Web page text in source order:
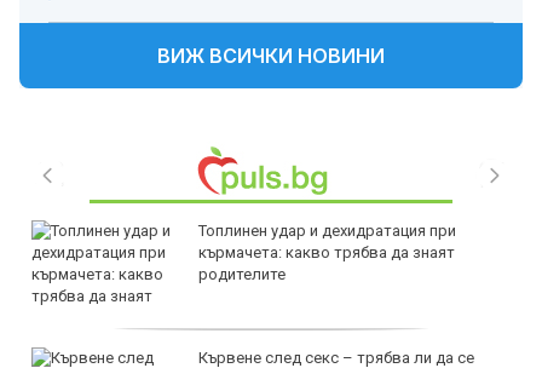
ВИЖ ВСИЧКИ НОВИНИ
Топлинен удар и дехидратация при
кърмачета: какво трябва да знаят
родителите
Кървене след секс – трябва ли да се